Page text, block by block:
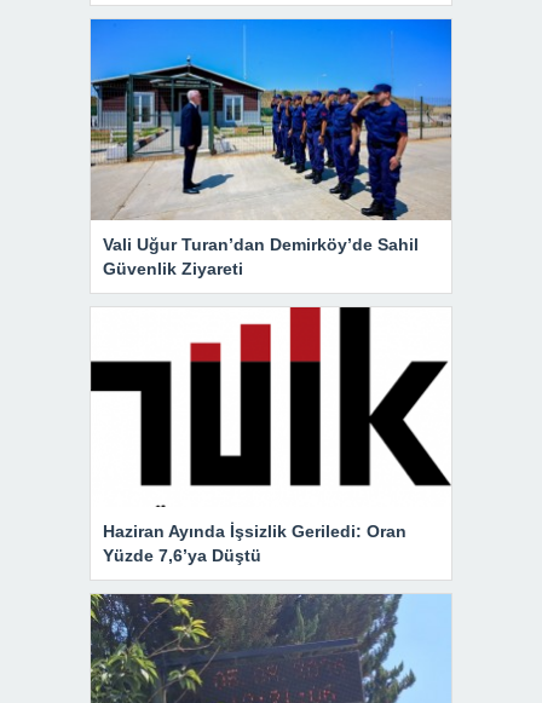
Vali Uğur Turan’dan Demirköy’de Sahil
Güvenlik Ziyareti
Haziran Ayında İşsizlik Geriledi: Oran
Yüzde 7,6’ya Düştü